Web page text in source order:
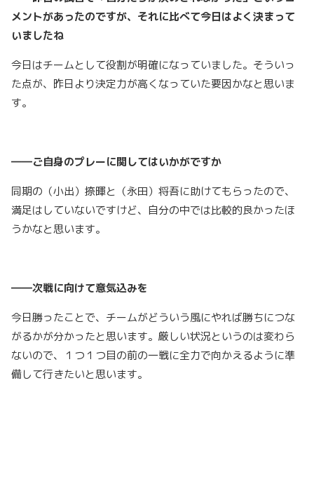
メントがあったのですが、それに比べて今日はよく決まって
いましたね
今日はチームとして役割が明確になっていました。そういっ
た点が、昨日より決定力が高くなっていた要因かなと思いま
す。
――ご自身のプレーに関してはいかがですか
同期の（小出）捺暉と（永田）将吾に助けてもらったので、
満足はしていないですけど、自分の中では比較的良かったほ
うかなと思います。
――次戦に向けて意気込みを
今日勝ったことで、チームがどういう風にやれば勝ちにつな
がるかが分かったと思います。厳しい状況というのは変わら
ないので、１つ１つ目の前の一戦に全力で向かえるように準
備して行きたいと思います。